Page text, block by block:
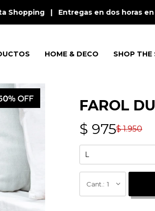
| Entregas en dos horas en
HOME & DECO SHOP THE
FAROL
$ 975$ 1.950
1